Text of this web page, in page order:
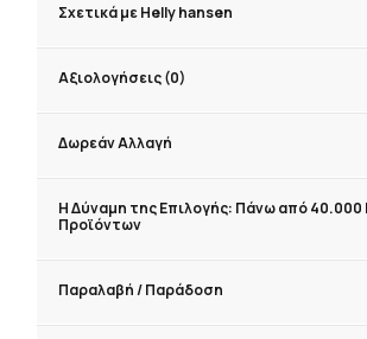
Σχετικά με Helly hansen
Αξιολογήσεις (0)
Δωρεάν Αλλαγή
Η Δύναμη της Επιλογής: Πάνω από 40.000
Προϊόντων
Παραλαβή / Παράδoση